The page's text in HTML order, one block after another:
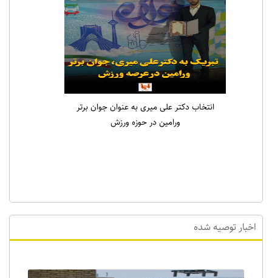
انتخاب دکتر علی میری به عنوان جوان برتر
ورامین در حوزه ورزش
اخبار توصیه شده